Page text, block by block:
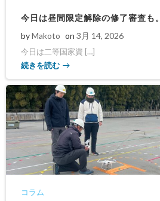
今日は昼間限定解除の修了審査も。
byMakoto on 3月 14, 2026
今日は二等国家資 […]
続きを読む
コラム